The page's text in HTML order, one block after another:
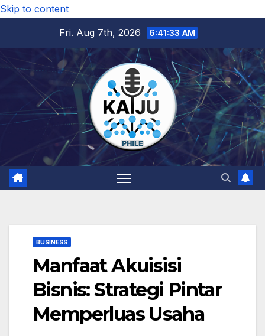
Skip to content
Fri. Aug 7th, 2026
6:41:34 AM
BUSINESS
Manfaat Akuisisi
Bisnis: Strategi Pintar
Memperluas Usaha